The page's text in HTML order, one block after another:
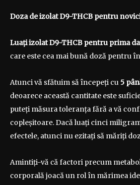
Doza de izolat D9-THCB pentru
Luați izolat D9-THCB pentru prima
care este cea mai bună doză pentru
Atunci vă sfătuim să începeți cu 5
deoarece această cantitate este
puteți măsura toleranța fără a vă
copleșitoare. Dacă luați cinci
efectele, atunci nu ezitați să măriți
Amintiți-vă că factori precum
corporală joacă un rol în mărimea